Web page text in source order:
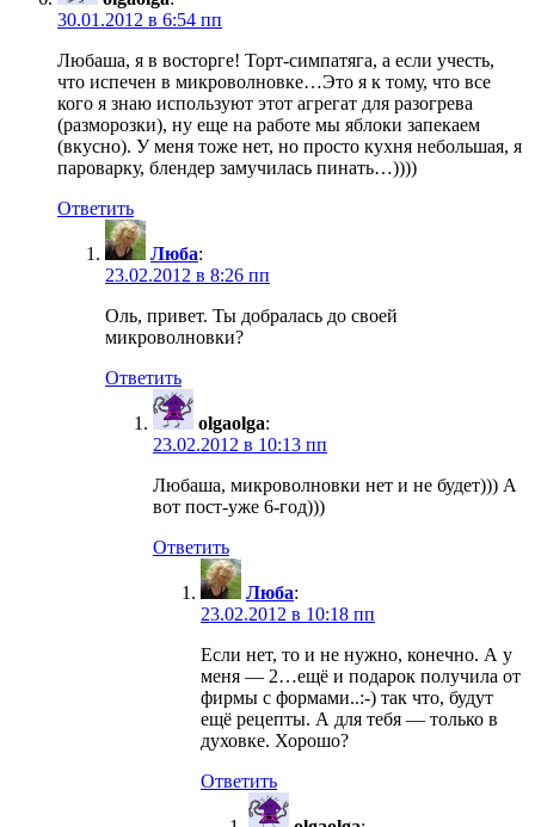
30.01.2012 в 6:54 пп
Любаша, я в восторге! Торт-симпатяга, а если учесть,
что испечен в микроволновке…Это я к тому, что все
кого я знаю используют этот агрегат для разогрева
(разморозки), ну еще на работе мы яблоки запекаем
(вкусно). У меня тоже нет, но просто кухня небольшая, я
пароварку, блендер замучилась пинать…))))
Ответить
Люба:
23.02.2012 в 8:26 пп
Оль, привет. Ты добралась до своей
микроволновки?
Ответить
olgaolga:
23.02.2012 в 10:13 пп
Любаша, микроволновки нет и не будет))) А
вот пост-уже 6-год)))
Ответить
Люба:
23.02.2012 в 10:18 пп
Если нет, то и не нужно, конечно. А у
меня — 2…ещё и подарок получила от
фирмы с формами..:-) так что, будут
ещё рецепты. А для тебя — только в
духовке. Хорошо?
Ответить